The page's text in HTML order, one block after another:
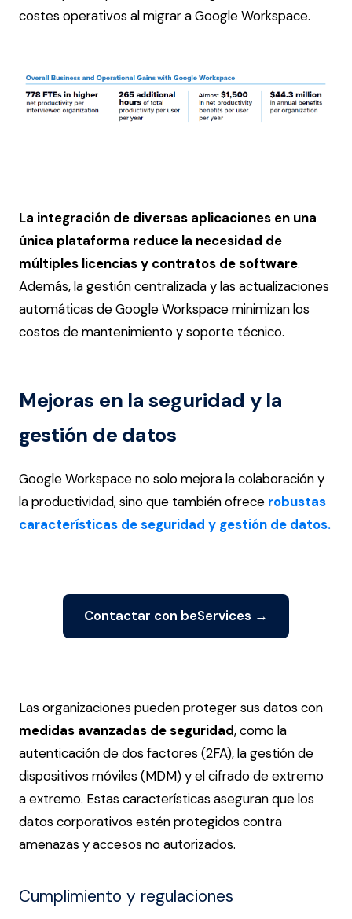
costes operativos al migrar a Google Workspace.
La integración de diversas aplicaciones en una
única plataforma reduce la necesidad de
múltiples licencias y contratos de software.
Además, la gestión centralizada y las actualizaciones
automáticas de Google Workspace minimizan los
costos de mantenimiento y soporte técnico​.
Mejoras en la seguridad y la
gestión de datos
Google Workspace no solo mejora la colaboración y
la productividad, sino que también ofrece robustas
características de seguridad y gestión de datos.
Contactar con beServices →
Las organizaciones pueden proteger sus datos con
medidas avanzadas de seguridad, como la
autenticación de dos factores (2FA), la gestión de
dispositivos móviles (MDM) y el cifrado de extremo
a extremo. Estas características aseguran que los
datos corporativos estén protegidos contra
amenazas y accesos no autorizados.
Cumplimiento y regulaciones